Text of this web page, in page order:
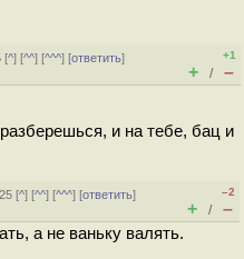
[^] [^^] [^^^] [ответить]
+1
+ / –
и на тебе, бац и
[^] [^^] [^^^] [ответить]
–2
+ / –
а не ваньку валять.